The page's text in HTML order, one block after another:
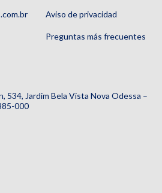
Aviso de privacidad
Preguntas más frecuentes
534, Jardim Bela Vista Nova Odessa –
000